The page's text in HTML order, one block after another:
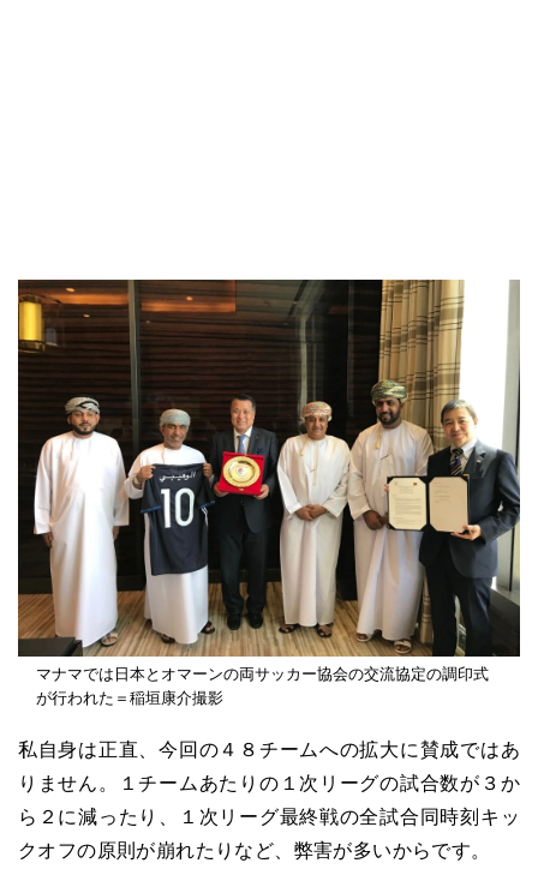
マナマでは日本とオマーンの両サッカー協会の交流協定の調印式
が行われた＝稲垣康介撮影
私自身は正直、今回の４８チームへの拡大に賛成ではあ
りません。１チームあたりの１次リーグの試合数が３か
ら２に減ったり、１次リーグ最終戦の全試合同時刻キッ
クオフの原則が崩れたりなど、弊害が多いからです。